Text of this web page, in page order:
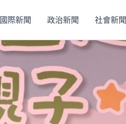
國際新聞 政治新聞 社會新聞